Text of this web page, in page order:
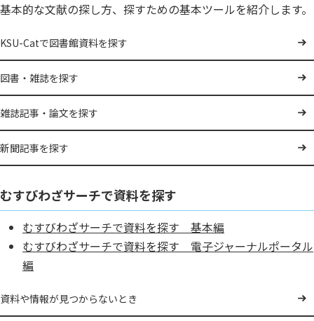
基本的な文献の探し方、探すための基本ツールを紹介します。
KSU-Catで図書館資料を探す
図書・雑誌を探す
雑誌記事・論文を探す
新聞記事を探す
むすびわざサーチで資料を探す
むすびわざサーチで資料を探す 基本編
むすびわざサーチで資料を探す 電子ジャーナルポータル
編
資料や情報が見つからないとき